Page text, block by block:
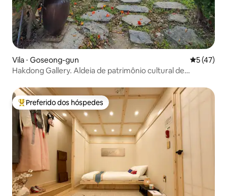
Vila ⋅ Goseong-gun 5 de uma
5 (47)
Hakdong Gallery. Aldeia de patrimônio cultural de
em um jardim de 3.300 m². Interior moderno.
Entre os melhores preferidos dos hóspedes
Preferido dos hóspedes